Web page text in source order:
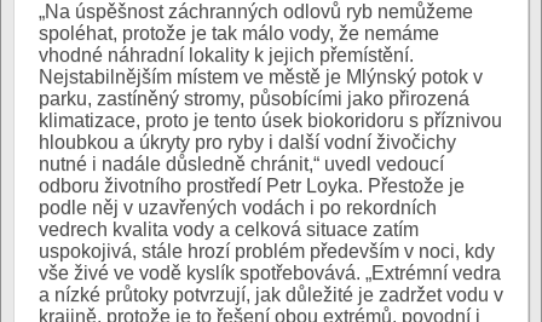
„Na úspěšnost záchranných odlovů ryb nemůžeme
spoléhat, protože je tak málo vody, že nemáme
vhodné náhradní lokality k jejich přemístění.
Nejstabilnějším místem ve městě je Mlýnský potok v
parku, zastíněný stromy, působícími jako přirozená
klimatizace, proto je tento úsek biokoridoru s příznivou
hloubkou a úkryty pro ryby i další vodní živočichy
nutné i nadále důsledně chránit,“ uvedl vedoucí
odboru životního prostředí Petr Loyka. Přestože je
podle něj v uzavřených vodách i po rekordních
vedrech kvalita vody a celková situace zatím
uspokojivá, stále hrozí problém především v noci, kdy
vše živé ve vodě kyslík spotřebovává. „Extrémní vedra
a nízké průtoky potvrzují, jak důležité je zadržet vodu v
krajině, protože je to řešení obou extrémů, povodní i